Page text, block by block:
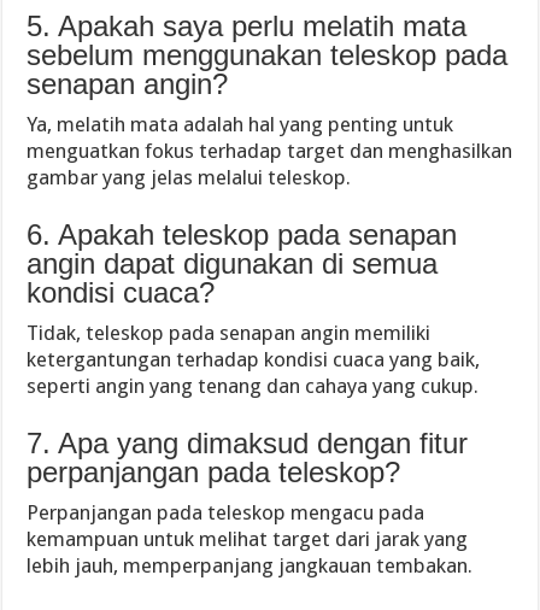
5. Apakah saya perlu melatih mata
sebelum menggunakan teleskop pada
senapan angin?
Ya, melatih mata adalah hal yang penting untuk
menguatkan fokus terhadap target dan menghasilkan
gambar yang jelas melalui teleskop.
6. Apakah teleskop pada senapan
angin dapat digunakan di semua
kondisi cuaca?
Tidak, teleskop pada senapan angin memiliki
ketergantungan terhadap kondisi cuaca yang baik,
seperti angin yang tenang dan cahaya yang cukup.
7. Apa yang dimaksud dengan fitur
perpanjangan pada teleskop?
Perpanjangan pada teleskop mengacu pada
kemampuan untuk melihat target dari jarak yang
lebih jauh, memperpanjang jangkauan tembakan.